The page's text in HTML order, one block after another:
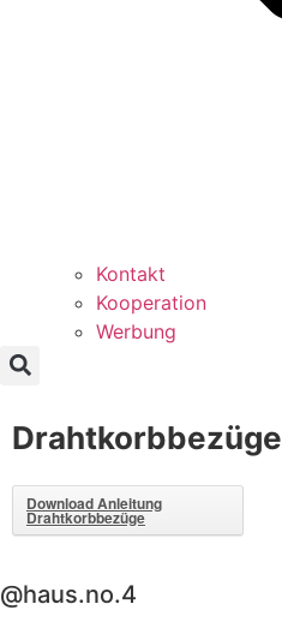
Kontakt
Kooperation
Werbung
Drahtkorbbezüge
Download Anleitung
Drahtkorbbezüge
@haus.no.4